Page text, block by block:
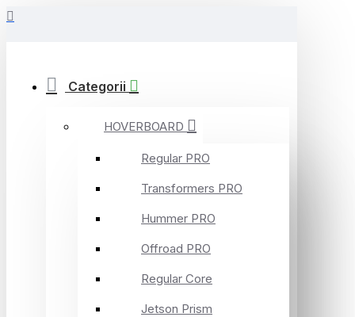
Categorii
HOVERBOARD
Regular PRO
Transformers PRO
Hummer PRO
Offroad PRO
Regular Core
Jetson Prism